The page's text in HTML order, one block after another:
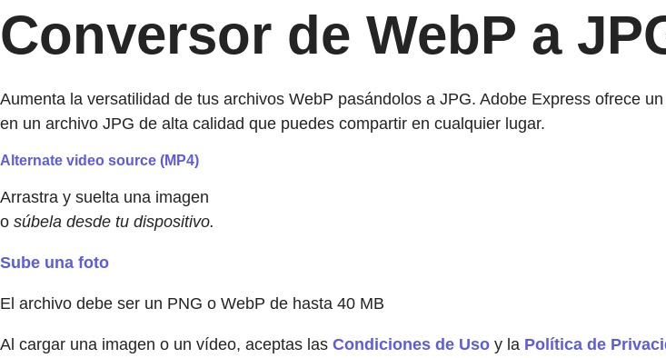
Conversor de WebP a
Aumenta la versatilidad de tus archivos WebP pasándolos a JPG. Adobe Express ofrece
en un archivo JPG de alta calidad que puedes compartir en cualquier lugar.
Alternate video source (MP4)
Arrastra y suelta una imagen
o súbela desde tu dispositivo.
Sube una foto
El archivo debe ser un PNG o WebP de hasta 40 MB
Al cargar una imagen o un vídeo, aceptas las Condiciones de Uso y la Política de